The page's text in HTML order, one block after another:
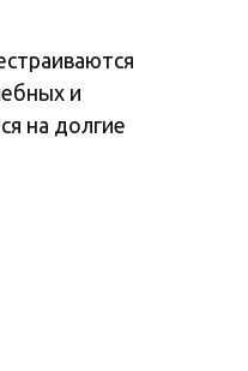
и
на долгие